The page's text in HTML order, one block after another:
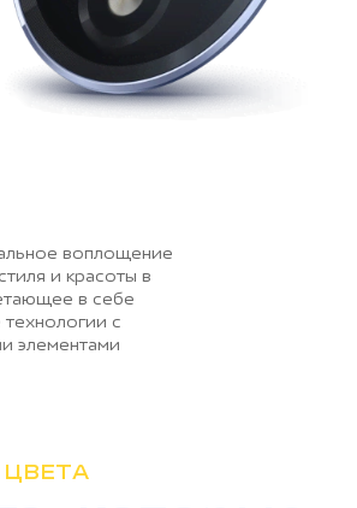
воплощение
и красоты в
в себе
с
элементами